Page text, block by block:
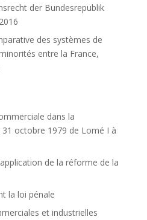
der Bundesrepublik
des systèmes de
entre la France,
dans la
31 octobre 1979 de Lomé I à
de la réforme de la
la loi pénale
et industrielles